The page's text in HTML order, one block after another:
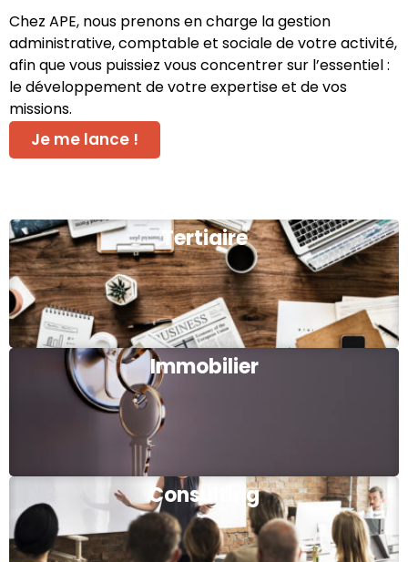
Chez APE, nous prenons en charge la gestion
administrative, comptable et sociale de votre activité,
afin que vous puissiez vous concentrer sur l’essentiel :
le développement de votre expertise et de vos
missions.
Je me lance !
Tertiaire
Immobilier
Consulting